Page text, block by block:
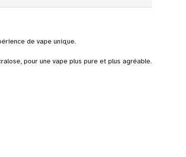
de vape unique.
pour une vape plus pure et plus agréable.